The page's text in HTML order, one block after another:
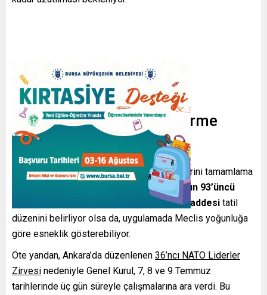
Çalışma takvimi ve ara verme
nedenleri
TBMM, gündemindeki önemli kanun tekliflerini tamamlama
Anayasa’nın 93’üncü
TBMM İçtüzüğü’nün 5’inci maddesi tatil
düzenini belirliyor olsa da, uygulamada Meclis yoğunluğa
göre esneklik gösterebiliyor.
Öte yandan, Ankara’da düzenlenen 36’ncı NATO Liderler
Zirvesi nedeniyle Genel Kurul, 7, 8 ve 9 Temmuz
tarihlerinde üç gün süreyle çalışmalarına ara verdi. Bu